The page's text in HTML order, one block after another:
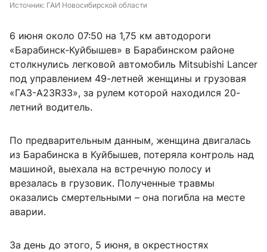
Источник: ГАИ Новосибирской области
6 июня около 07:50 на 1,75 км автодороги
«Барабинск-Куйбышев» в Барабинском районе
столкнулись легковой автомобиль Mitsubishi Lancer
под управлением 49-летней женщины и грузовая
«ГАЗ-А23R33», за рулем которой находился 20-
летний водитель.
По предварительным данным, женщина двигалась
из Барабинска в Куйбышев, потеряла контроль над
машиной, выехала на встречную полосу и
врезалась в грузовик. Полученные травмы
оказались смертельными – она погибла на месте
аварии.
За день до этого, 5 июня, в окрестностях